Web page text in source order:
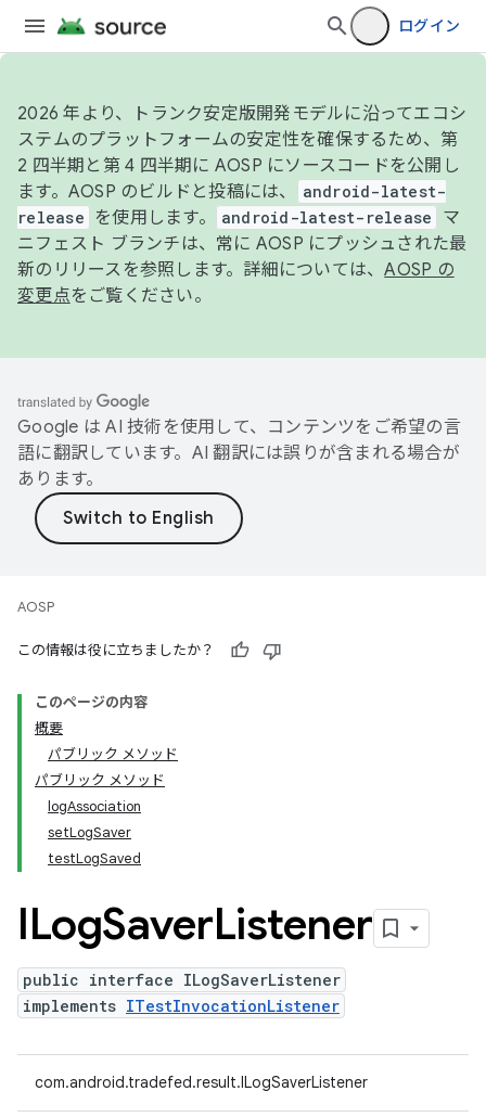
ログイン
2026 年より、トランク安定版開発モデルに沿ってエコシ
ステムのプラットフォームの安定性を確保するため、第
2 四半期と第 4 四半期に AOSP にソースコードを公開し
ます。AOSP のビルドと投稿には、
android-latest-
release
を使用します。 android-latest-release
マ
ニフェスト ブランチは、常に AOSP にプッシュされた最
新のリリースを参照します。詳細については、AOSP の
変更点をご覧ください。
Google は AI 技術を使用して、コンテンツをご希望の言
語に翻訳しています。AI 翻訳には誤りが含まれる場合が
あります。
AOSP
この情報は役に立ちましたか？
このページの内容
概要
パブリック メソッド
パブリック メソッド
logAssociation
setLogSaver
testLogSaved
ILogSaverListener
public interface ILogSaverListener
implements ITestInvocationListener
com.android.tradefed.result.ILogSaverListener